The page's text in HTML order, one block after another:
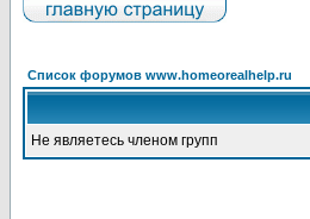
Список форумов www.homeorealhelp.ru
Не являетесь членом групп